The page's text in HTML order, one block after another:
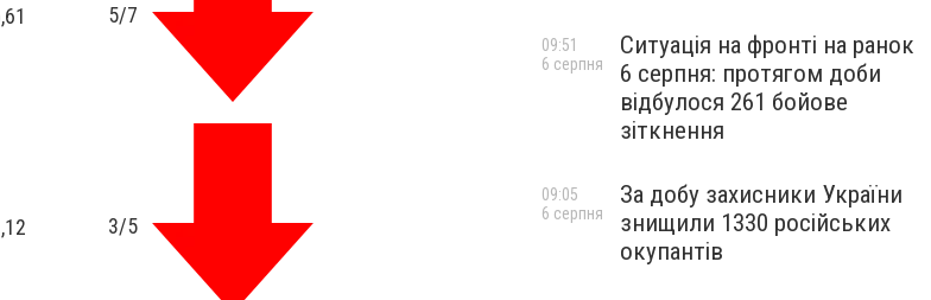
5/7
3/5
Ситуація на фронті на ранок
6 серпня: протягом доби
відбулося 261 бойове
зіткнення
09:51
6 серпня
За добу захисники України
знищили 1330 російських
окупантів
09:05
6 серпня